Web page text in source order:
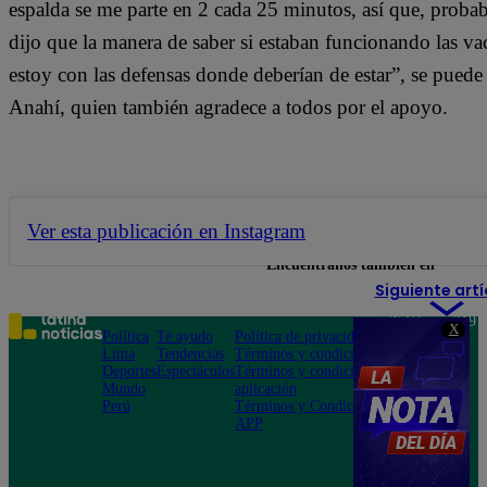
X
espalda se me parte en 2 cada 25 minutos, así que,
dijo que la manera de saber si estaban funcionando las
estoy con las defensas donde deberían de estar”, se
Anahí, quien también agradece a todos por el apoyo.
Ver esta publicación en Instagram
Siguiente
Encuéntranos también en
Política
Lima
Deportes
Mundo
Perú
Te ayudo
Tendencias
Espectáculos
Política de privacidad
Términos y condiciones
Términos y condiciones
aplicación
Términos y Condiciones
APP
Teléfono: 219
Av. San
Felipe 968
Jesús María